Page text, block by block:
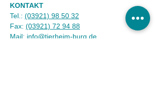
KONTAKT
Tel.: (03921) 98 50 32
Fax: (03921) 72 94 88
Mail: info@tierheim-burg.de